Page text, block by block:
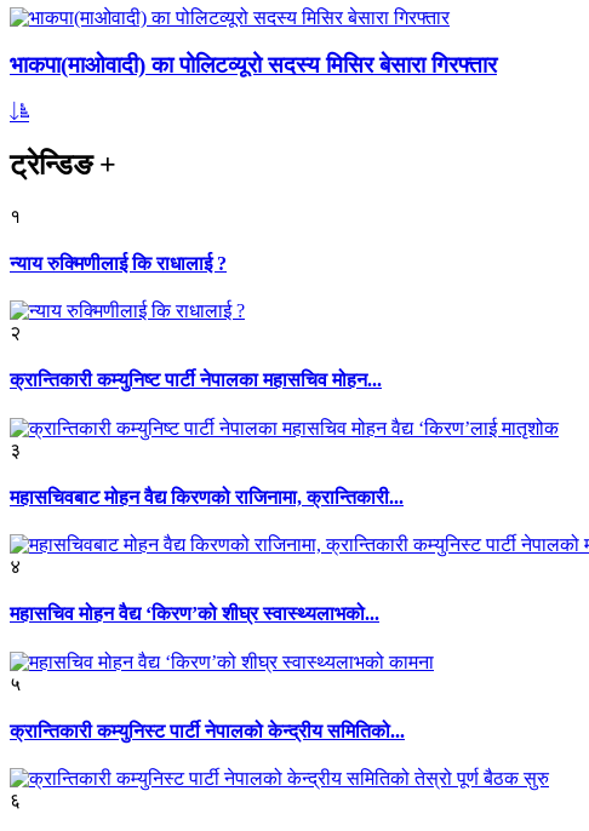
भाकपा(माओवादी) का पोलिटव्यूरो सदस्य मिसिर बेसारा गिरफ्तार
ट्रेन्डिङ+
१
न्याय रुक्मिणीलाई कि राधालाई ?
२
क्रान्तिकारी कम्युनिष्ट पार्टी नेपालका महासचिव मोहन...
३
महासचिवबाट मोहन वैद्य किरणको राजिनामा, क्रान्तिकारी...
४
महासचिव मोहन वैद्य ‘किरण’को शीघ्र स्वास्थ्यलाभको...
५
क्रान्तिकारी कम्युनिस्ट पार्टी नेपालको केन्द्रीय समितिको...
६